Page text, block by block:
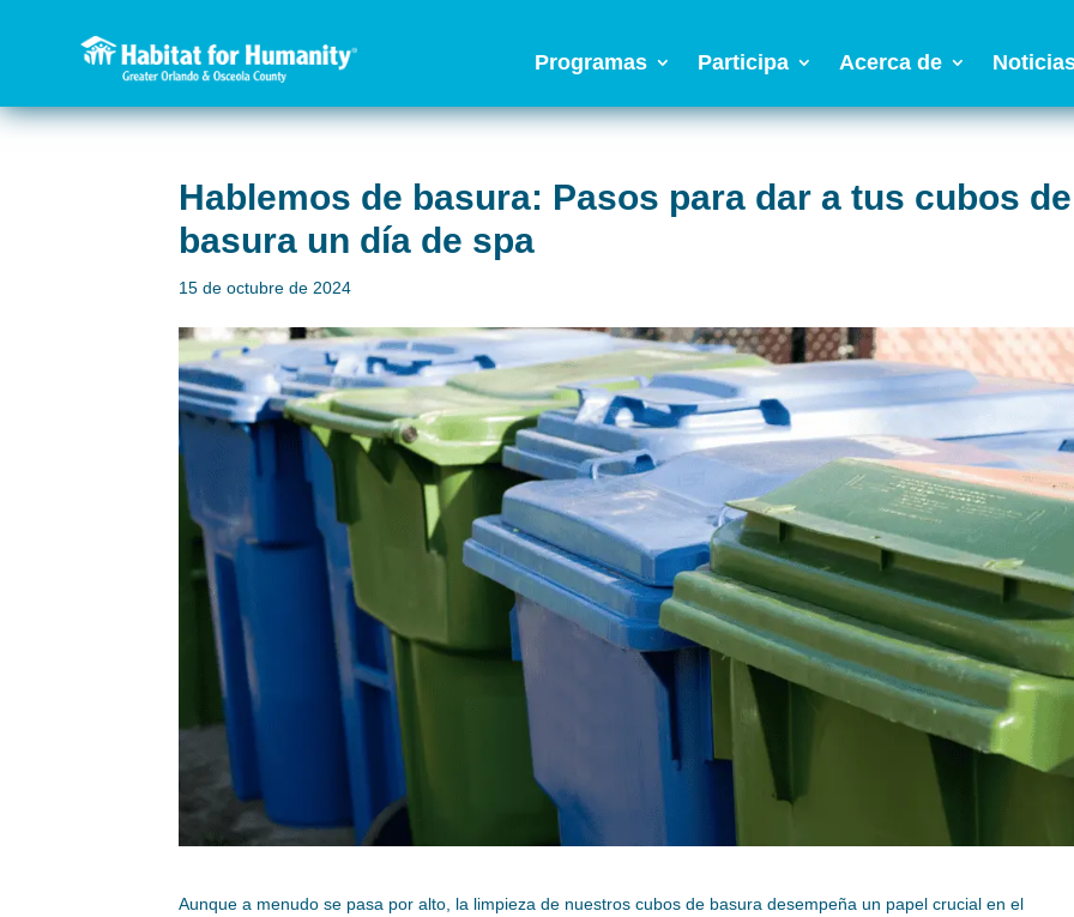
Programas Participa Acerca de
Hablemos de basura: Pasos para dar a tus cubos de
basura un día de spa
15 de octubre de 2024
Aunque a menudo se pasa por alto, la limpieza de nuestros cubos de basura desempeña un papel crucial en el